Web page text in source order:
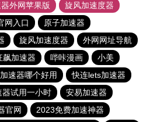
外网苹果版
旋风加速度器
网入口
原子加速器
旋风加速度器
外网网址导航
飙加速器 哔咔漫画
小美
加速器哪个好用
快连lets加速器
器试用一小时
安易加速器
官网
2023免费加速神器